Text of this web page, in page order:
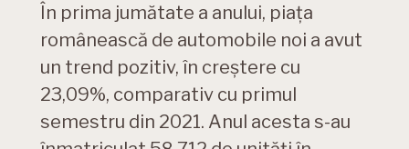
În prima jumătate a anului, piața
românească de automobile noi a avut
un trend pozitiv, în creștere cu
23,09%, comparativ cu primul
semestru din 2021. Anul acesta s-au